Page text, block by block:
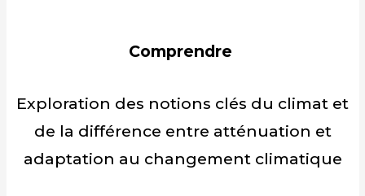
Comprendre
Exploration des notions clés du climat et
de la différence entre atténuation et
adaptation au changement climatique